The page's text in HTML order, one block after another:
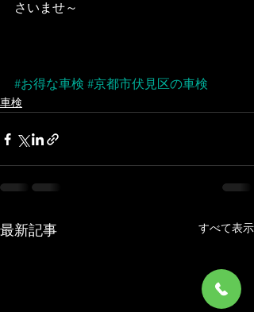
さいませ～
#お得な車検 #京都市伏見区の車検
車検
最新記事 すべて表示